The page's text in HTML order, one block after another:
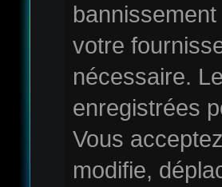
votre
nécessaire.
enregistrées
Vous
modifie,